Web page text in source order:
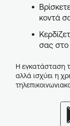
κοντά
σας
Η εγκατάσταση
αλλά ισχύει η